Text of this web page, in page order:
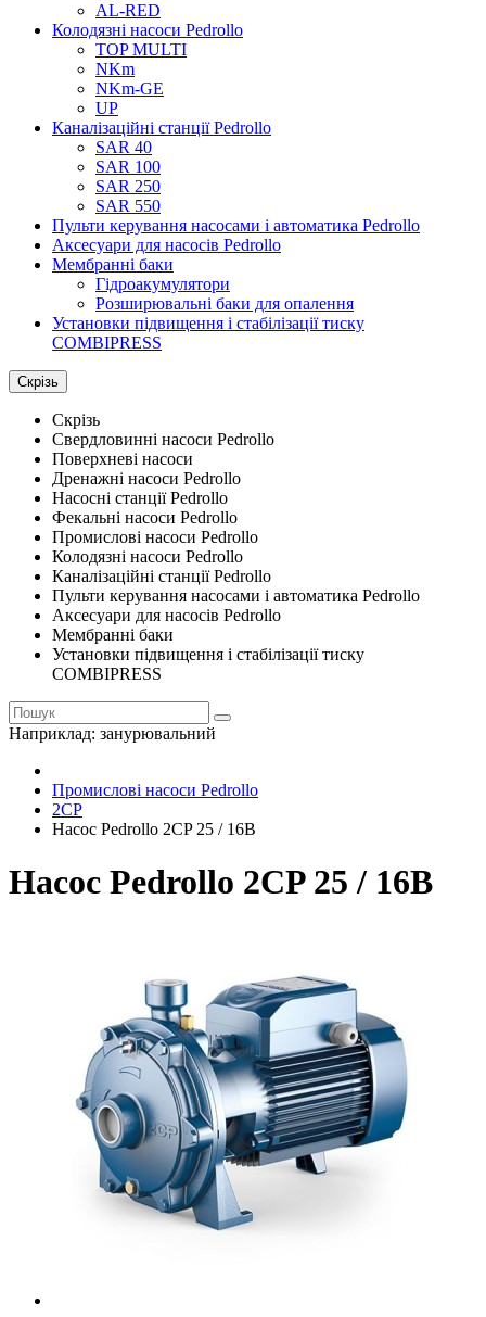
AL-RED
Колодязні насоси Pedrollo
TOP MULTI
NKm
NKm-GE
UP
Каналізаційні станції Pedrollo
SAR 40
SAR 100
SAR 250
SAR 550
Пульти керування насосами і автоматика Pedrollo
Аксесуари для насосів Pedrollo
Мембранні баки
Гідроакумулятори
Розширювальні баки для опалення
Установки підвищення і стабілізації тиску
COMBIPRESS
Скрізь
Скрізь
Свердловинні насоси Pedrollo
Поверхневі насоси
Дренажні насоси Pedrollo
Насосні станції Pedrollo
Фекальні насоси Pedrollo
Промислові насоси Pedrollo
Колодязні насоси Pedrollo
Каналізаційні станції Pedrollo
Пульти керування насосами і автоматика Pedrollo
Аксесуари для насосів Pedrollo
Мембранні баки
Установки підвищення і стабілізації тиску
COMBIPRESS
Наприклад: занурювальний
Промислові насоси Pedrollo
2CP
Насос Pedrollo 2CP 25 / 16B
Насос Pedrollo 2CP 25 / 16B